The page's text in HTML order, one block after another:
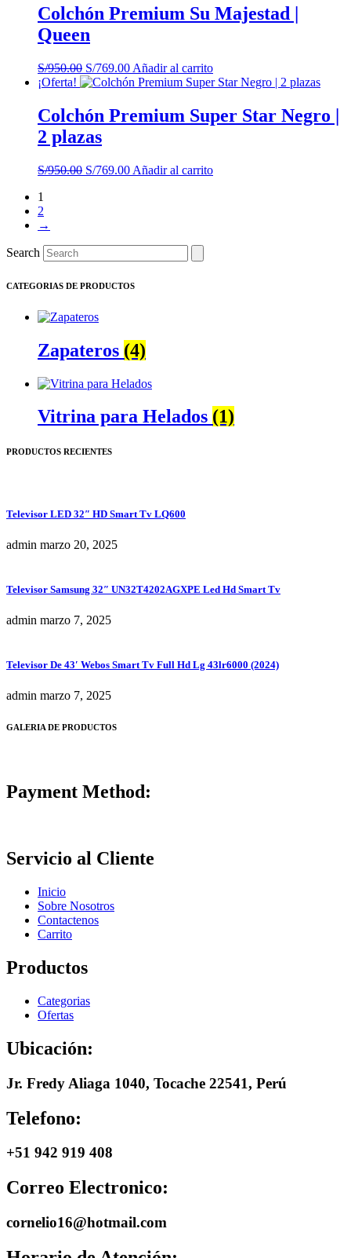
era:
S/790.00.S/629.00.
Colchón Premium Su Majestad |
Queen
S/950.00 El
precio
era:
S/950.00.
S/769.00El
precio
S/769.00.
Añadir al carrito
¡Oferta!
Colchón Premium Super Star Negro |
2 plazas
S/950.00 El
S/769.00ElAñadir al carrito
1
2
→
Search
CATEGORIAS DE PRODUCTOS
Zapateros (4)
Vitrina para Helados (1)
PRODUCTOS RECIENTES
Televisor LED 32″ HD Smart Tv LQ600
admin marzo 20, 2025
Televisor Samsung 32″ UN32T4202AGXPE Led Hd Smart Tv
admin marzo 7, 2025
Televisor De 43′ Webos Smart Tv Full Hd Lg 43lr6000 (2024)
admin marzo 7, 2025
GALERIA DE PRODUCTOS
Payment Method:
Servicio al Cliente
Inicio
Sobre Nosotros
Contactenos
Carrito
Productos
Categorias
Ofertas
Ubicación:
Jr. Fredy Aliaga 1040, Tocache 22541, Perú
Telefono:
+51 942 919 408
Correo Electronico:
cornelio16@hotmail.com